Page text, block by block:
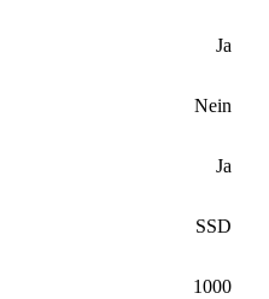
Ja
Nein
Ja
SSD
1000